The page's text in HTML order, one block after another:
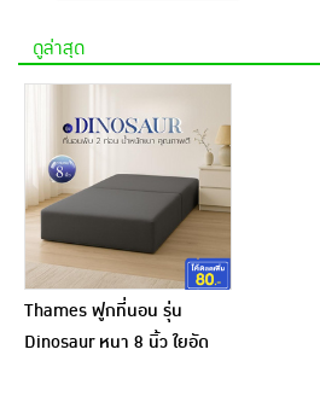
ดูล่าสุด
Thames ฟูกที่นอน รุ่น
Dinosaur หนา 8 นิ้ว ใยอัด